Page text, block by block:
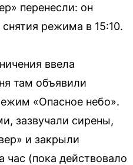
перенесли: он
режима в 15:10.
ввела
там объявили
«Опасное небо».
зазвучали сирены,
и закрыли
час (пока действовало